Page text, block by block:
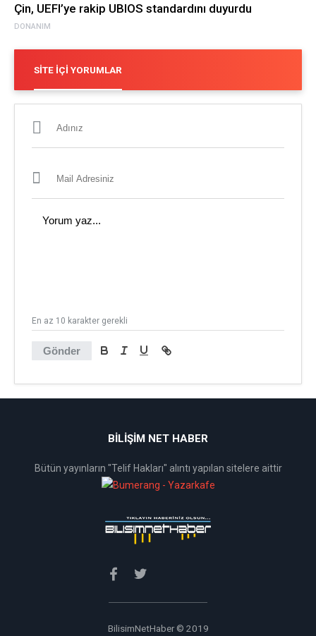
DONANIM
Çin, UEFI’ye rakip UBIOS standardını duyurdu
SITE İÇI YORUMLAR
Gönder
En az 10 karakter gerekli
BİLİŞİM NET HABER
Bütün yayınların "Telif Hakları" alıntı yapılan sitelere aittir
BilisimNetHaber © 2019